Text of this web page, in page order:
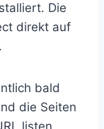
Die
direkt auf
bald
die Seiten